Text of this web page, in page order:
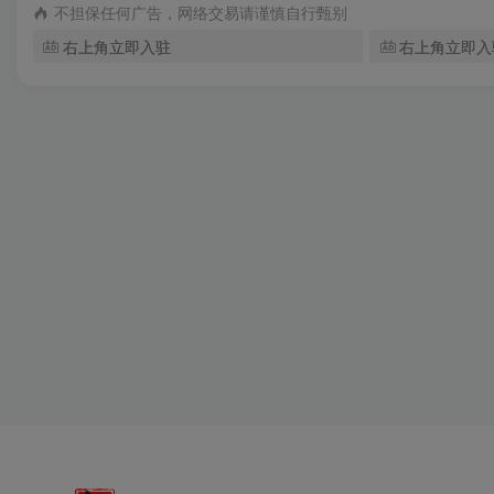
不担保任何广告，网络交易请谨慎自行甄别
右上角立即入驻
右上角立即